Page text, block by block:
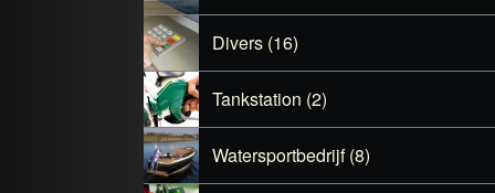
Divers (16)
Tankstation (2)
Watersportbedrijf (8)